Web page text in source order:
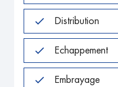
Distribution
Echappement
Embrayage